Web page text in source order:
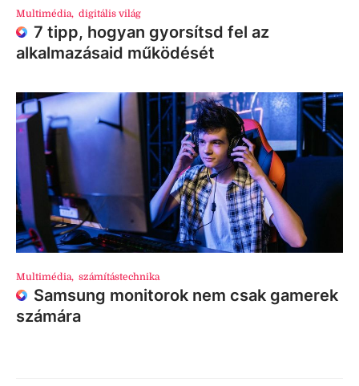
Multimédia, digitális világ
7 tipp, hogyan gyorsítsd fel az
alkalmazásaid működését
Multimédia, számítástechnika
Samsung monitorok nem csak gamerek
számára